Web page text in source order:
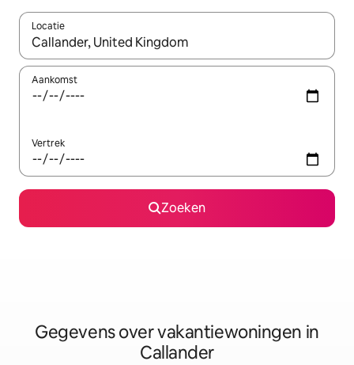
Locatie
Wanneer er resultaten beschikbaar zijn, maak je een keuze
Aankomst
Vertrek
Zoeken
Gegevens over vakantiewoningen in
Callander